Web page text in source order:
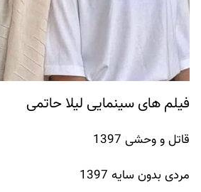
فیلم های سینمایی لیلا حاتمی
قاتل و وحشی 1397
مردی بدون سایه 1397